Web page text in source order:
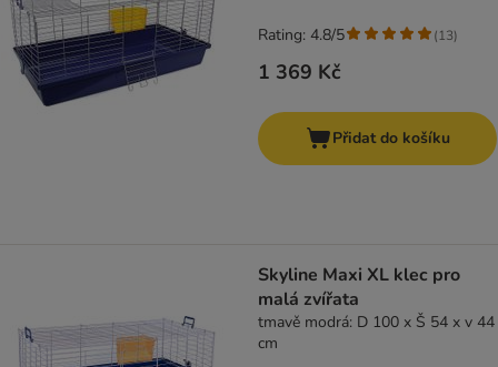
1 369 Kč
Rating: 4.8/5 (13)
Přidat do košíku
Skyline Maxi XL klec pro
malá zvířata
tmavě modrá: D 100 x Š 54 x v 44
cm